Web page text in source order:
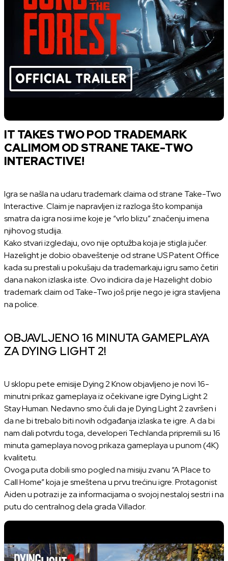
IT TAKES TWO POD TRADEMARK
CALIMOM OD STRANE TAKE-TWO
INTERACTIVE!
Igra se našla na udaru trademark claima od strane Take-Two
Interactive. Claim je napravljen iz razloga što kompanija
smatra da igra nosi ime koje je “vrlo blizu” značenju imena
njihovog studija.
Kako stvari izgledaju, ovo nije optužba koja je stigla jučer.
Hazelight je dobio obaveštenje od strane US Patent Office
kada su prestali u pokušaju da trademarkaju igru samo četiri
dana nakon izlaska iste. Ovo indicira da je Hazelight dobio
trademark claim od Take-Two još prije nego je igra stavljena
na police.
OBJAVLJENO 16 MINUTA GAMEPLAYA
ZA DYING LIGHT 2!
U sklopu pete emisije Dying 2 Know objavljeno je novi 16-
minutni prikaz gameplaya iz očekivane igre Dying Light 2
Stay Human. Nedavno smo čuli da je Dying Light 2 završen i
da ne bi trebalo biti novih odgađanja izlaska te igre. A da bi
nam dali potvrdu toga, developeri Techlanda pripremili su 16
minuta gameplaya novog prikaza gameplaya u punom (4K)
kvalitetu.
Ovoga puta dobili smo pogled na misiju zvanu “A Place to
Call Home” koja je smeštena u prvu trećinu igre. Protagonist
Aiden u potrazi je za informacijama o svojoj nestaloj sestri i na
putu do centralnog dela grada Villador.